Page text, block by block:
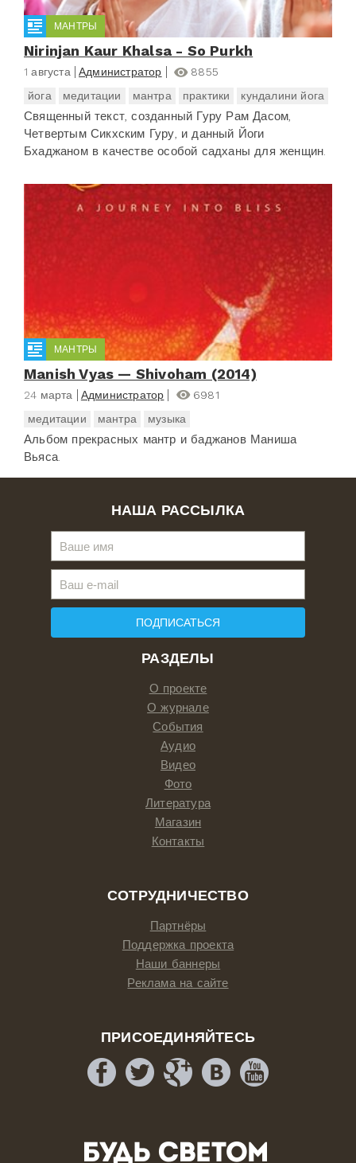
МАНТРЫ
Nirinjan Kaur Khalsa - So Purkh
1 августа Администратор
8855
йога
медитации мантра практики кундалини йога
Священный текст, созданный Гуру Рам Дасом,
Четвертым Сикхским Гуру, и данный Йоги
Бхаджаном в качестве особой садханы для женщин.
МАНТРЫ
Manish Vyas — Shivoham (2014)
24 марта Администратор
6981
медитации
мантра музыка
Альбом прекрасных мантр и баджанов Маниша
Вьяса.
РАЗДЕЛЫ
О проекте
О журнале
События
Аудио
Видео
Фото
Литература
Магазин
Контакты
СОТРУДНИЧЕСТВО
Партнёры
Поддержка проекта
Наши баннеры
Реклама на сайте
ПРИСОЕДИНЯЙТЕСЬ
НАША РАССЫЛКА
ПОДПИСАТЬСЯ